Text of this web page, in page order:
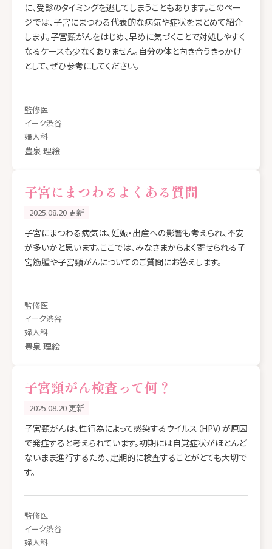
に、受診のタイミングを逃してしまうこともあります。このペー
ジでは、子宮にまつわる代表的な病気や症状をまとめて紹介
します。子宮頸がんをはじめ、早めに気づくことで対処しやすく
なるケースも少なくありません。自分の体と向き合うきっかけ
として、ぜひ参考にしてください。
監修医
イーク渋谷
婦人科
豊泉 理絵
子宮にまつわるよくある質問
2025.08.20 更新
子宮にまつわる病気は、妊娠・出産への影響も考えられ、不安
が多いかと思います。ここでは、みなさまからよく寄せられる子
宮筋腫や子宮頸がんについてのご質問にお答えします。
監修医
イーク渋谷
婦人科
豊泉 理絵
子宮頸がん検査って何？
2025.08.20 更新
子宮頸がんは、性行為によって感染するウイルス（HPV）が原因
で発症すると考えられています。初期には自覚症状がほとんど
ないまま進行するため、定期的に検査することがとても大切で
す。
監修医
イーク渋谷
婦人科